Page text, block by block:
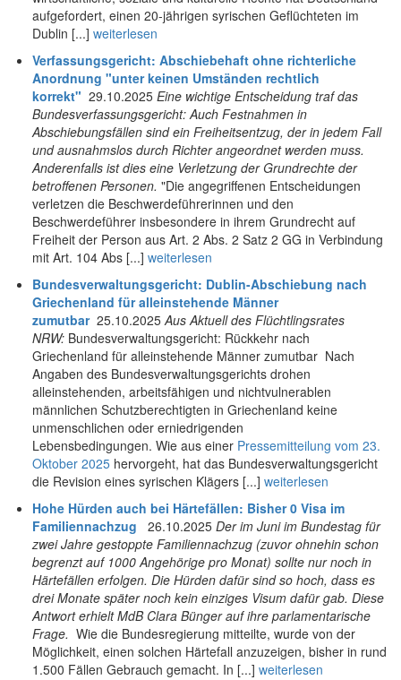
aufgefordert, einen 20-jährigen syrischen Geflüchteten im
Dublin [...] weiterlesen
Verfassungsgericht: Abschiebehaft ohne richterliche
Anordnung "unter keinen Umständen rechtlich
korrekt" 29.10.2025 Eine wichtige Entscheidung traf das
Bundesverfassungsgericht: Auch Festnahmen in
Abschiebungsfällen sind ein Freiheitsentzug, der in jedem Fall
und ausnahmslos durch Richter angeordnet werden muss.
Anderenfalls ist dies eine Verletzung der Grundrechte der
betroffenen Personen. "Die angegriffenen Entscheidungen
verletzen die Beschwerdeführerinnen und den
Beschwerdeführer insbesondere in ihrem Grundrecht auf
Freiheit der Person aus Art. 2 Abs. 2 Satz 2 GG in Verbindung
mit Art. 104 Abs [...] weiterlesen
Bundesverwaltungsgericht: Dublin-Abschiebung nach
Griechenland für alleinstehende Männer
zumutbar 25.10.2025Aus Aktuell des Flüchtlingsrates
NRW: Bundesverwaltungsgericht: Rückkehr nach
Griechenland für alleinstehende Männer zumutbar Nach
Angaben des Bundesverwaltungsgerichts drohen
alleinstehenden, arbeitsfähigen und nichtvulnerablen
männlichen Schutzberechtigten in Griechenland keine
unmenschlichen oder erniedrigenden
Lebensbedingungen. Wie aus einer Pressemitteilung vom 23.
Oktober 2025 hervorgeht, hat das Bundesverwaltungsgericht
die Revision eines syrischen Klägers [...] weiterlesen
Hohe Hürden auch bei Härtefällen: Bisher 0 Visa im
Familiennachzug
26.10.2025 Der im Juni im Bundestag für
zwei Jahre gestoppte Familiennachzug (zuvor ohnehin schon
begrenzt auf 1000 Angehörige pro Monat) sollte nur noch in
Härtefällen erfolgen. Die Hürden dafür sind so hoch, dass es
drei Monate später noch kein einziges Visum dafür gab. Diese
Antwort erhielt MdB Clara Bünger auf ihre parlamentarische
Frage. Wie die Bundesregierung mitteilte, wurde von der
Möglichkeit, einen solchen Härtefall anzuzeigen, bisher in rund
1.500 Fällen Gebrauch gemacht. In [...] weiterlesen